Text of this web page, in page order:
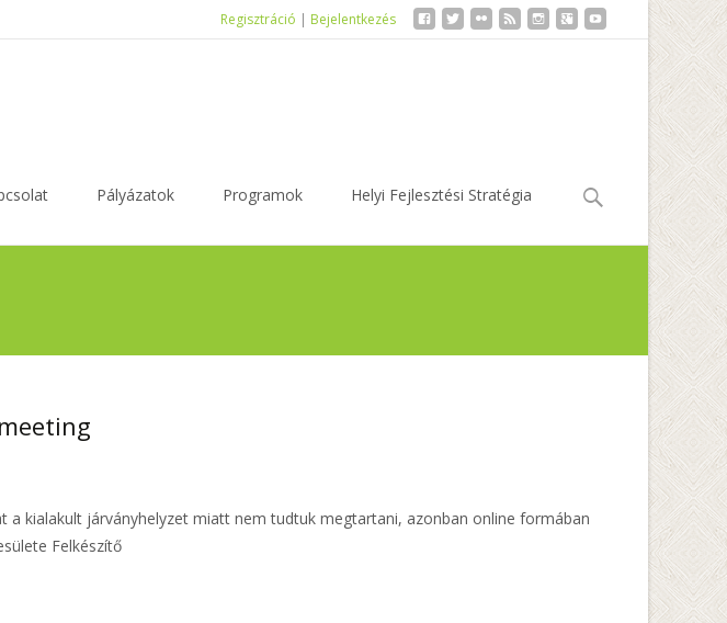
Regisztráció | Bejelentkezés
Pályázatok Programok Helyi Fejlesztési Stratégia Keresés:
a kialakult járványhelyzet miatt nem tudtuk megtartani, azonban online formában
Felkészítő